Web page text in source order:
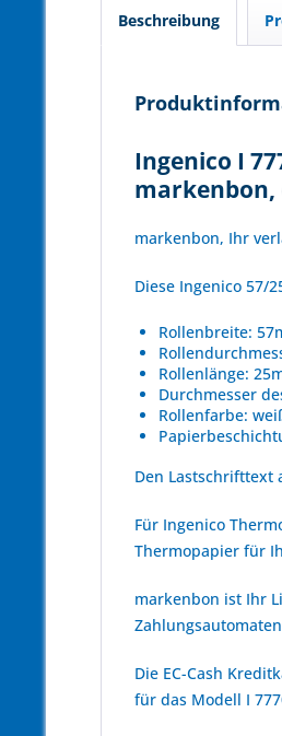
Beschreibung
Ingenico I
markenbon,
markenbon, Ihr
Diese Ingenico 57/
Rollenbreite:
Rollenlänge:
Durchmesser
Rollenfarbe:
Den Lastschrifttext
Für Ingenico
Thermopapier für
markenbon ist Ihr
Die EC-Cash
für das Modell I